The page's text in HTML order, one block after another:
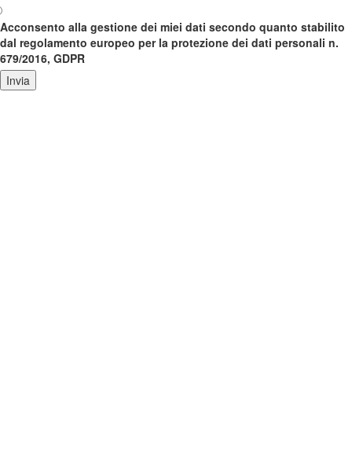
Acconsento alla gestione dei miei dati secondo quanto stabilito
dal regolamento europeo per la protezione dei dati personali n.
679/2016, GDPR
Invia